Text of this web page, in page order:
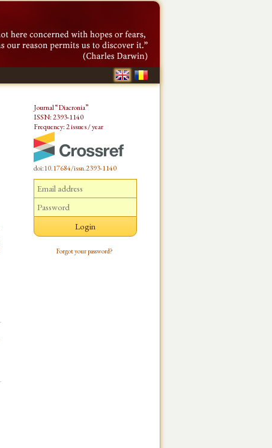
Journal “Diacronia”
ISSN: 2393-1140
Frequency: 2 issues / year
doi:10.17684/issn.2393-1140
Forgot your password?